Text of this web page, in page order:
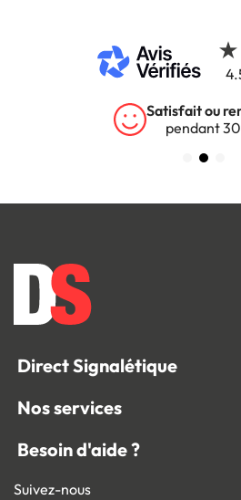
Satisfait ou
pendant
Direct Signalétique
Nos services
Besoin d'aide ?
Suivez-nous